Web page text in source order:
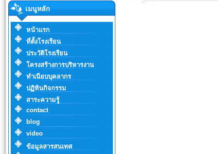
เมนูหลัก
หน้าแรก
ที่ตั้งโรงเรียน
ประวัติโรงเรียน
โครงสร้างการบริหารงาน
ทำเนียบบุคลากร
ปฏิทินกิจกรรม
สาระความรู้
contact
blog
video
ข้อมูลสารสนเทศ